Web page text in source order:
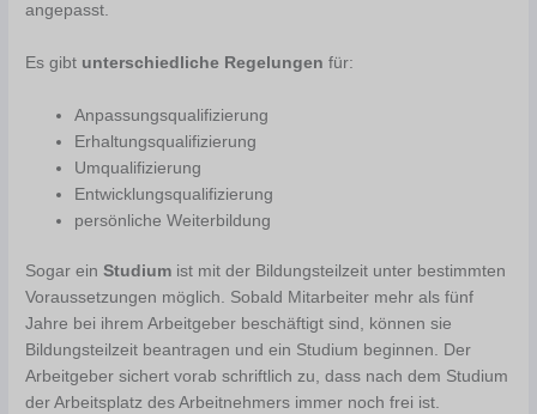
angepasst.
Es gibt unterschiedliche Regelungen für:
Anpassungsqualifizierung
Erhaltungsqualifizierung
Umqualifizierung
Entwicklungsqualifizierung
persönliche Weiterbildung
Sogar einStudium ist mit der Bildungsteilzeit unter bestimmten
Voraussetzungen möglich. Sobald Mitarbeiter mehr als fünf
Jahre bei ihrem Arbeitgeber beschäftigt sind, können sie
Bildungsteilzeit beantragen und ein Studium beginnen. Der
Arbeitgeber sichert vorab schriftlich zu, dass nach dem Studium
der Arbeitsplatz des Arbeitnehmers immer noch frei ist.